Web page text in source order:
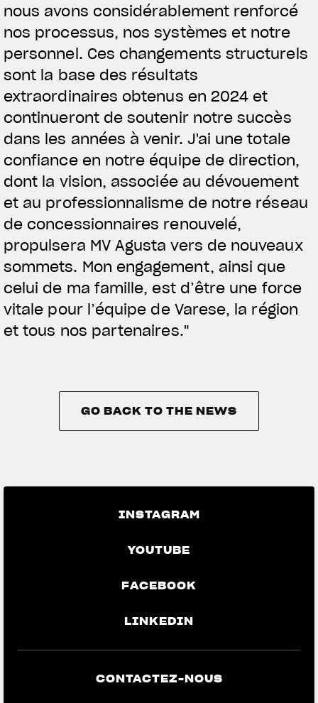
nous avons considérablement renforcé
nos processus, nos systèmes et notre
personnel. Ces changements structurels
sont la base des résultats
extraordinaires obtenus en 2024 et
continueront de soutenir notre succès
dans les années à venir. J'ai une totale
confiance en notre équipe de direction,
dont la vision, associée au dévouement
et au professionnalisme de notre réseau
de concessionnaires renouvelé,
propulsera MV Agusta vers de nouveaux
sommets. Mon engagement, ainsi que
celui de ma famille, est d’être une force
vitale pour l’équipe de Varese, la région
et tous nos partenaires."
GO BACK TO THE NEWS
INSTAGRAM
YOUTUBE
FACEBOOK
LINKEDIN
CONTACTEZ-NOUS